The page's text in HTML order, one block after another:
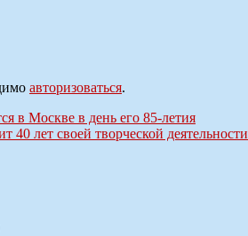
авторизоваться.
в Москве в день его 85-летия
40 лет своей творческой деятельности